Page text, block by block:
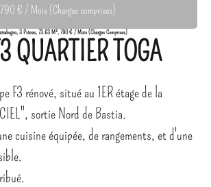
790 € / Mois (Charges comprises)
3 Pièces, 73.63 M², 790 € / Mois (Charges Comprises)
QUARTIER TOGA
F3 rénové, situé au 1ER étage de la
sortie Nord de Bastia.
cuisine équipée, de rangements, et d'une